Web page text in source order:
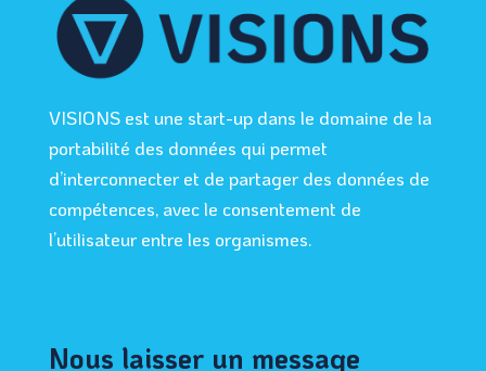
VISIONS est une start-up dans le domaine de la
portabilité des données qui permet
d’interconnecter et de partager des données de
compétences, avec le consentement de
l’utilisateur entre les organismes.
Nous laisser un message